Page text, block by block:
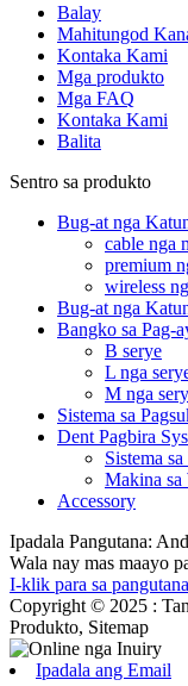
Balay
Mahitungod
Kontaka Kami
Mga produkto
Mga FAQ
Kontaka Kami
Balita
Sentro sa produkto
Bug-at nga
cable nga
premium
wireless
Bug-at nga
Bangko sa Pag-
B serye
L nga
M nga
Sistema sa
Dent Pagbira
Sistema
Makina sa
Accessory
Ipadala Pangutana:
Wala nay mas maayo
I-klik para sa pangutana
Copyright © 2025 :
Produkto, Sitemap
Ipadala ang Email